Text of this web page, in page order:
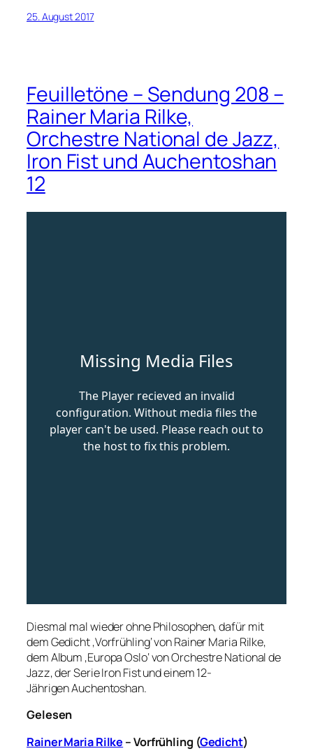
25. August 2017
Feuilletöne – Sendung 208 –
Rainer Maria Rilke,
Orchestre National de Jazz,
Iron Fist und Auchentoshan
12
Diesmal mal wieder ohne Philosophen, dafür mit
dem Gedicht ‚Vorfrühling‘ von Rainer Maria Rilke,
dem Album ‚Europa Oslo‘ von Orchestre National de
Jazz, der Serie Iron Fist und einem 12-
Jährigen Auchentoshan.
Gelesen
Rainer Maria Rilke – Vorfrühling (Gedicht)